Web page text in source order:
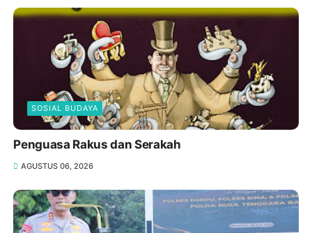
SOSIAL BUDAYA
Penguasa Rakus dan Serakah
AGUSTUS 06, 2026